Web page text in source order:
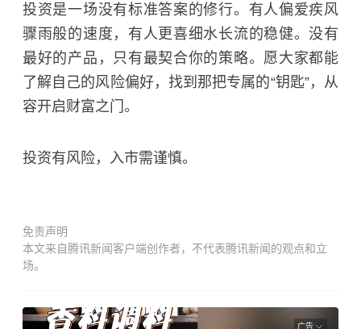
投资是一场没有标准答案的修行。有人偏爱疾风
骤雨般的速度，有人更喜细水长流的稳健。没有
最好的产品，只有最契合你的策略。愿大家都能
了解自己的风险偏好，找到那把专属的“钥匙”，从
容开启财富之门。
投资有风险，入市需谨慎。
免责声明
本文来自腾讯新闻客户端创作者，不代表腾讯新闻的观点和立
场。
广告